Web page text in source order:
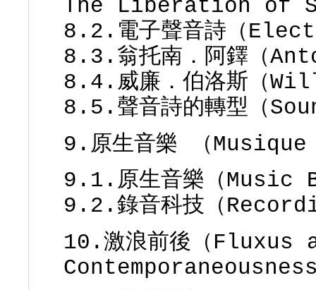
The Liberation of
8.2.電子聲音詩（
8.3.翁托南．阿鐸（
8.4.威廉．伯洛斯（
8.5.聲音詩的轉型（
9.原生音樂 （
9.1.原生音樂（Music
9.2.錄音科技（
10.激浪前後（